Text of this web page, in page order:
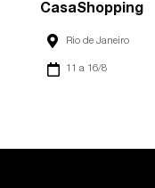
CasaShopping
Rio de Janeiro
11 a 16/8